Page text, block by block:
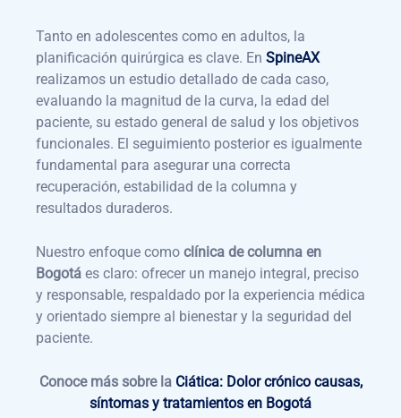
Tanto en adolescentes como en adultos, la
planificación quirúrgica es clave. En SpineAX
realizamos un estudio detallado de cada caso,
evaluando la magnitud de la curva, la edad del
paciente, su estado general de salud y los objetivos
funcionales. El seguimiento posterior es igualmente
fundamental para asegurar una correcta
recuperación, estabilidad de la columna y
resultados duraderos.
Nuestro enfoque como clínica de columna en
Bogotá es claro: ofrecer un manejo integral, preciso
y responsable, respaldado por la experiencia médica
y orientado siempre al bienestar y la seguridad del
paciente.
Conoce más sobre la Ciática: Dolor crónico causas,
síntomas y tratamientos en Bogotá